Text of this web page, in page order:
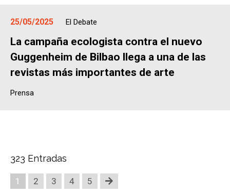
25/05/2025 El Debate
La campaña ecologista contra el nuevo
Guggenheim de Bilbao llega a una de las
revistas más importantes de arte
Prensa
323 Entradas
1 2 3 4 5